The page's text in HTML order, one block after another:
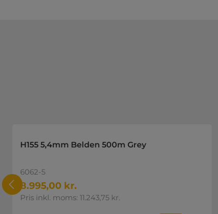
H155 5,4mm Belden 500m Grey
6062-5
8.995,00 kr.
Pris inkl. moms: 11.243,75 kr.